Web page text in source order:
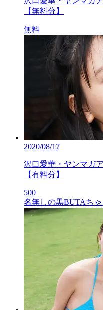
【無料分】
無料
2020/08/17
沢口愛華・ヤンマガ
【有料分】
500
名無しの黒BUTAちゃ